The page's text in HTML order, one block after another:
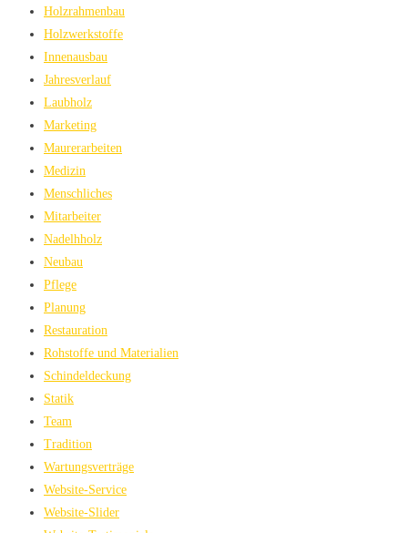
Holzrahmenbau
Holzwerkstoffe
Innenausbau
Jahresverlauf
Laubholz
Marketing
Maurerarbeiten
Medizin
Menschliches
Mitarbeiter
Nadelhholz
Neubau
Pflege
Planung
Restauration
Rohstoffe und Materialien
Schindeldeckung
Statik
Team
Tradition
Wartungsverträge
Website-Service
Website-Slider